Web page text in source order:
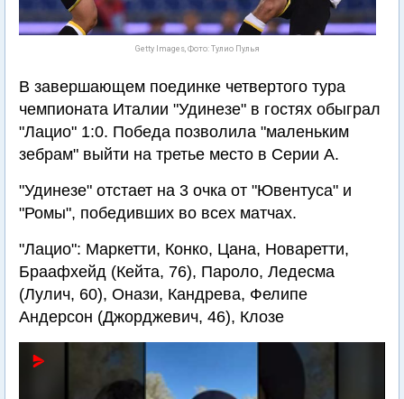
Getty Images, Фото: Тулио Пулья
В завершающем поединке четвертого тура
чемпионата Италии "Удинезе" в гостях обыграл
"Лацио" 1:0. Победа позволила "маленьким
зебрам" выйти на третье место в Серии А.
"Удинезе" отстает на 3 очка от "Ювентуса" и
"Ромы", победивших во всех матчах.
"Лацио": Маркетти, Конко, Цана, Новаретти,
Браафхейд (Кейта, 76), Пароло, Ледесма
(Лулич, 60), Онази, Кандрева, Фелипе
Андерсон (Джорджевич, 46), Клозе